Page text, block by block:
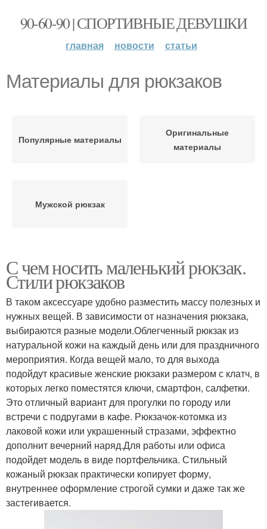
90-60-90 | СПОРТИВНЫЕ ДЕВУШКИ
главная новости статьи
Материалы для рюкзаков
Популярные материалы
Оригинальные
материалы
Мужской рюкзак
С чем носить маленький рюкзак.
Стили рюкзаков
В таком аксессуаре удобно разместить массу полезных и
нужных вещей. В зависимости от назначения рюкзака,
выбираются разные модели.Облегченный рюкзак из
натуральной кожи на каждый день или для праздничного
мероприятия. Когда вещей мало, то для выхода
подойдут красивые женские рюкзаки размером с клатч, в
которых легко поместятся ключи, смартфон, салфетки.
Это отличный вариант для прогулки по городу или
встречи с подругами в кафе. Рюкзачок-котомка из
лаковой кожи или украшенный стразами, эффектно
дополнит вечерний наряд.Для работы или офиса
подойдет модель в виде портфельчика. Стильный
кожаный рюкзак практически копирует форму,
внутреннее оформление строгой сумки и даже так же
застегивается.